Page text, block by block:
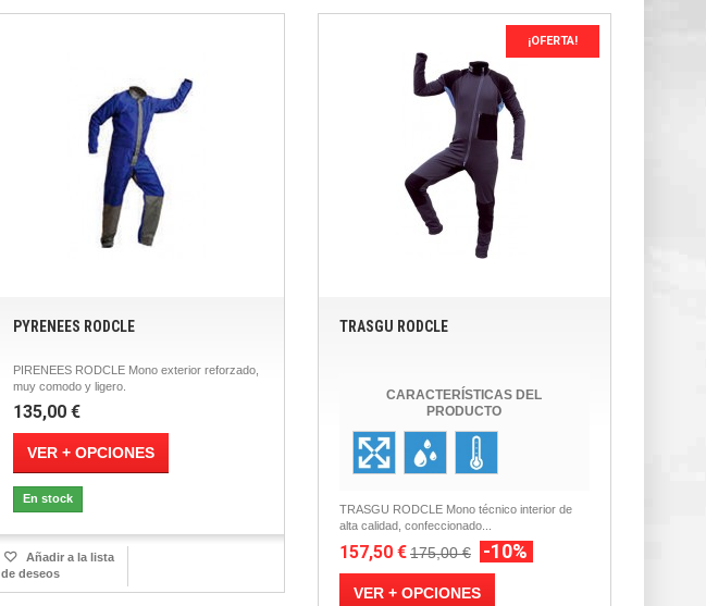
PYRENEES RODCLE
PIRENEES RODCLE Mono exterior reforzado,
muy comodo y ligero.
135,00 €
VER + OPCIONES
En stock
Añadir a la lista
de deseos
¡OFERTA!
TRASGU RODCLE
CARACTERÍSTICAS DEL
PRODUCTO
TRASGU RODCLE Mono técnico interior de
alta calidad, confeccionado...
157,50 €175,00 € -10%
VER + OPCIONES